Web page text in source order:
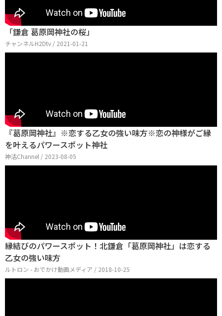
「鎌倉 葛原岡神社の桜」
チャンネルH2Dtv / 2021-01-21
『葛原岡神社』※恋する乙女の強い味方※恋の神様がご縁
を叶えるパワースポット神社
神活Channel / 2023-08-05
縁結びのパワースポット！北鎌倉「葛原岡神社」は恋する
乙女の強い味方
ルトロン - おでかけ動画メディア / 2018-10-25